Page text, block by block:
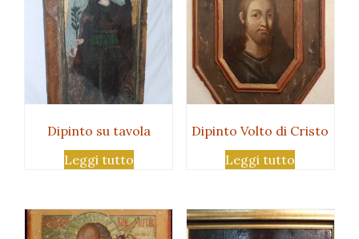
Dipinto su tavola
Leggi tutto
Dipinto Volto di Cristo
Leggi tutto